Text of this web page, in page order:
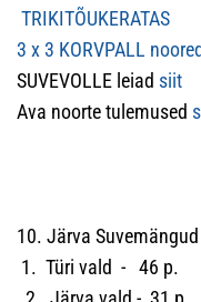
TRIKITÕUKERATAS
3 x 3 KORVPALL
SUVEVOLLE leiad siit
Ava noorte tulemused
10. Järva
1. Türi vald - 46 p.